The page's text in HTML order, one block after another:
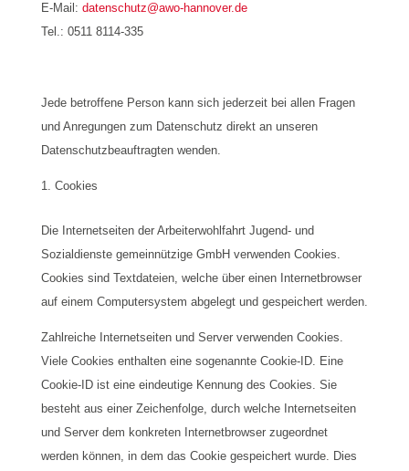
E-Mail: datenschutz@awo-hannover.de
Tel.: 0511 8114-335
Jede betroffene Person kann sich jederzeit bei allen Fragen
und Anregungen zum Datenschutz direkt an unseren
Datenschutzbeauftragten wenden.
Cookies
Die Internetseiten der Arbeiterwohlfahrt Jugend- und
Sozialdienste gemeinnützige GmbH verwenden Cookies.
Cookies sind Textdateien, welche über einen Internetbrowser
auf einem Computersystem abgelegt und gespeichert werden.
Zahlreiche Internetseiten und Server verwenden Cookies.
Viele Cookies enthalten eine sogenannte Cookie-ID. Eine
Cookie-ID ist eine eindeutige Kennung des Cookies. Sie
besteht aus einer Zeichenfolge, durch welche Internetseiten
und Server dem konkreten Internetbrowser zugeordnet
werden können, in dem das Cookie gespeichert wurde. Dies